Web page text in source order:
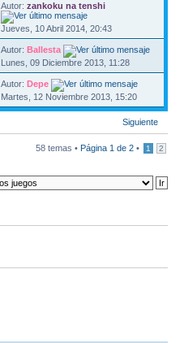
Autor:zankoku na tenshi
Jueves, 10 Abril 2014, 20:43
Autor:Ballesta
Lunes, 09 Diciembre 2013, 11:28
Autor:Depe
Martes, 12 Noviembre 2013, 15:20
Siguiente
58 temas • Página 1 de 2 • 1 2